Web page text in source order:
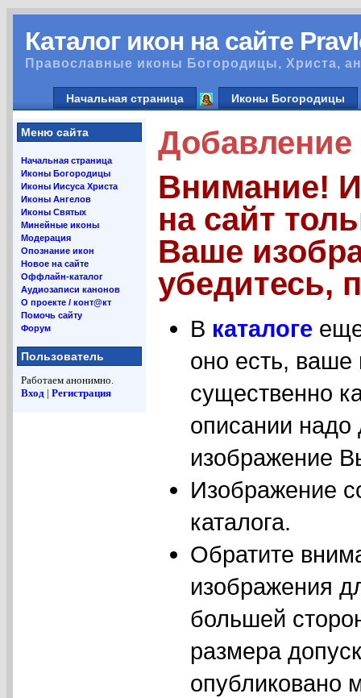
Каталог икон на сайте
Православные иконы Богородицы, Христа,
Начальная страница Иконы Богородицы
Меню сайта
Начальная страница
Иконы Богородицы
Иконы Иисуса Христа
Иконы Ангелов
Иконы Святых
Минейные иконы
Модерация
Опознание икон
Новое на сайте
Оффлайн-каталог
Аудиозаписи канонов
О проекте / конт@кт
Помочь сайту
Форум
Пользователь
Работаем анонимно.
Вход | Регистрация
Добавление
Внимание!
на сайт
Ваше
убедитесь,
В каталоге
оно есть,
существенно
описании
изображение
Изображение
каталога.
Обратите
изображения
большей
размера
опубликовано